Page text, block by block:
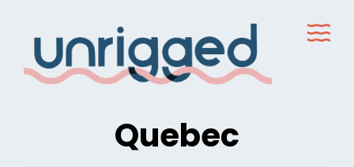
content
Quebec